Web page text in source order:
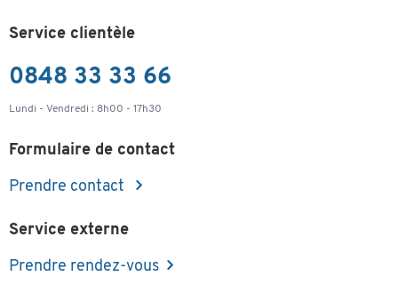
Service clientèle
0848 33 33 66
Lundi - Vendredi : 8h00 - 17h30
Formulaire de contact
Prendre contact
Service externe
Prendre rendez-vous